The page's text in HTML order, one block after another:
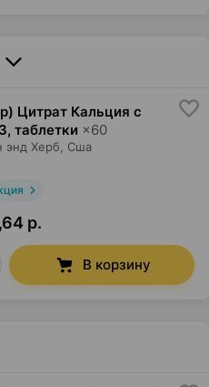
Цитрат Кальция с
таблетки ×60
энд Херб, Сша
р.
В корзину